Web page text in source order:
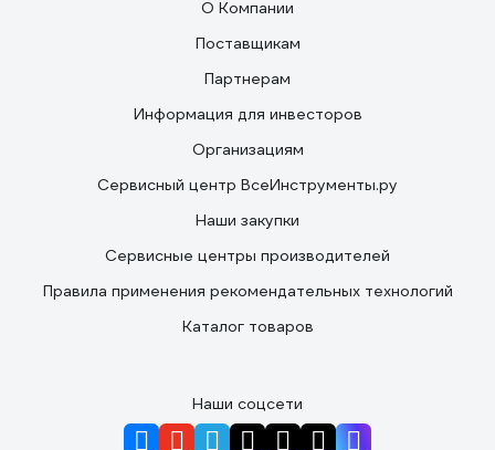
О Компании
Поставщикам
Партнерам
Информация для инвесторов
Организациям
Сервисный центр ВсеИнструменты.ру
Наши закупки
Сервисные центры производителей
Правила применения рекомендательных технологий
Каталог товаров
Наши соцсети